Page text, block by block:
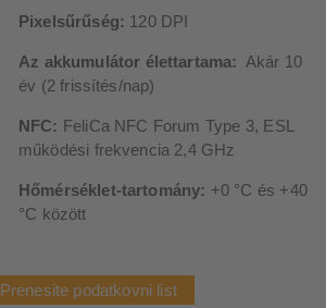
Pixelsűrűség: 120 DPI
Az akkumulátor élettartama: Akár 10
év (2 frissítés/nap)
NFC: FeliCa NFC Forum Type 3, ESL
működési frekvencia 2,4 GHz
Hőmérséklet-tartomány: +0 °C és +40
°C között
Prenesite podatkovni list